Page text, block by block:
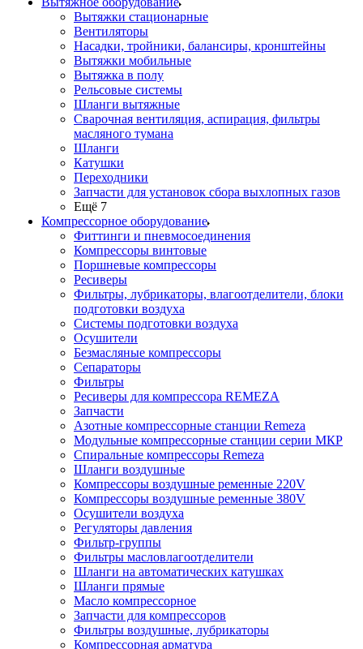
Вытяжки стационарные
Вентиляторы
Насадки, тройники, балансиры, кронштейны
Вытяжки мобильные
Вытяжка в полу
Рельсовые системы
Шланги вытяжные
Сварочная вентиляция, аспирация, фильтры
масляного тумана
Шланги
Катушки
Переходники
Запчасти для установок сбора выхлопных газов
Ещё 7
Компрессорное оборудование
Фиттинги и пневмосоединения
Компрессоры винтовые
Поршневые компрессоры
Ресиверы
Фильтры, лубрикаторы, влагоотделители, блоки
подготовки воздуха
Системы подготовки воздуха
Осушители
Безмасляные компрессоры
Сепараторы
Фильтры
Ресиверы для компрессора REMEZA
Запчасти
Азотные компрессорные станции Remeza
Модульные компрессорные станции серии МКР
Спиральные компрессоры Remeza
Шланги воздушные
Компрессоры воздушные ременные 220V
Компрессоры воздушные ременные 380V
Осушители воздуха
Регуляторы давления
Фильтр-группы
Фильтры масловлагоотделители
Шланги на автоматических катушках
Шланги прямые
Масло компрессорное
Запчасти для компрессоров
Фильтры воздушные, лубрикаторы
Компрессорная арматура